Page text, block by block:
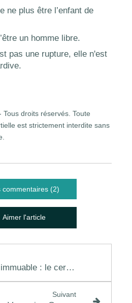
ne plus être l’enfant de
un homme libre.
pas une rupture, elle n'est
droits réservés. Toute
est strictement interdite sans
commentaires (2)
Aimer l'article
Rien n'est immuable : le cerveau n'achève jamais son oeuvre.
Suivant